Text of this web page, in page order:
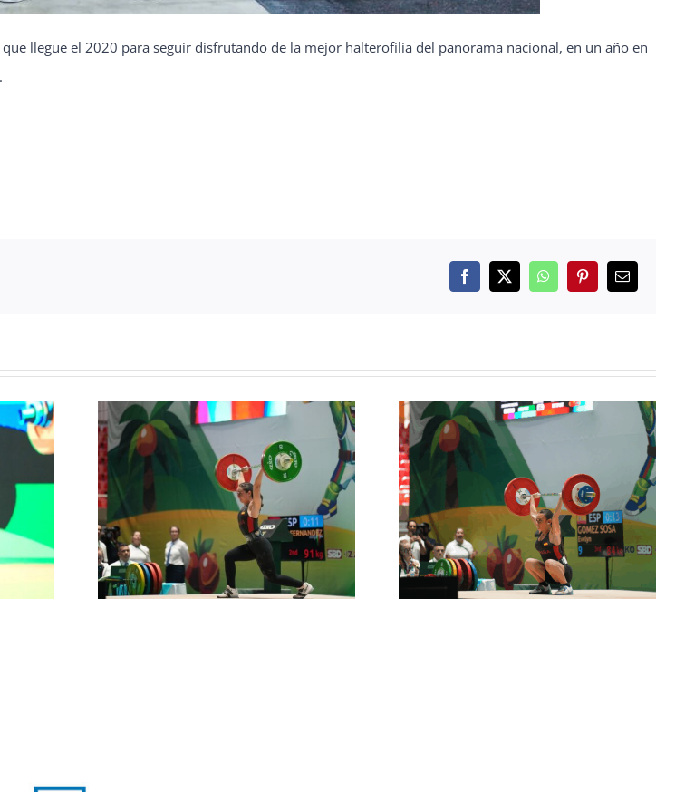
llegue el 2020 para seguir disfrutando de la mejor halterofilia del panorama nacional, en un año en
Facebook
X WhatsAppPinterestCorreo
su
Mundial
grupo
Evelyn Gómez firma un
Top-10 mundial en
arrancada en la segunda
jornada española del
Mundial Sub-17